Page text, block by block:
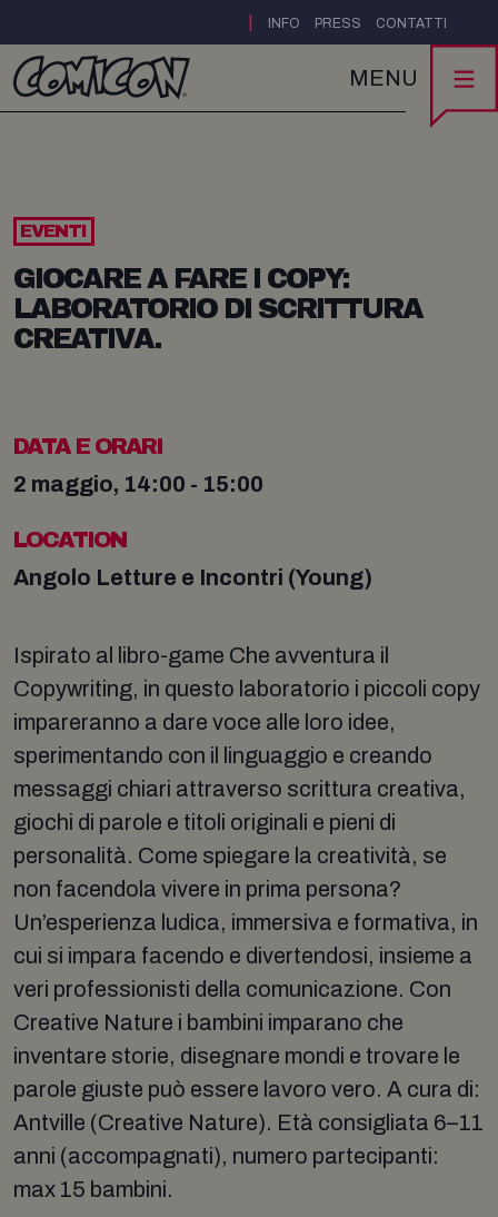
INFO PRESS CONTATTI
MENU
EVENTI
GIOCARE A FARE I COPY:
LABORATORIO DI SCRITTURA
CREATIVA.
DATA E ORARI
2 maggio, 14:00 - 15:00
LOCATION
Angolo Letture e Incontri (Young)
Ispirato al libro-game Che avventura il
Copywriting, in questo laboratorio i piccoli copy
impareranno a dare voce alle loro idee,
sperimentando con il linguaggio e creando
messaggi chiari attraverso scrittura creativa,
giochi di parole e titoli originali e pieni di
personalità. Come spiegare la creatività, se
non facendola vivere in prima persona?
Un’esperienza ludica, immersiva e formativa, in
cui si impara facendo e divertendosi, insieme a
veri professionisti della comunicazione. Con
Creative Nature i bambini imparano che
inventare storie, disegnare mondi e trovare le
parole giuste può essere lavoro vero. A cura di:
Antville (Creative Nature). Età consigliata 6–11
anni (accompagnati), numero partecipanti:
max 15 bambini.